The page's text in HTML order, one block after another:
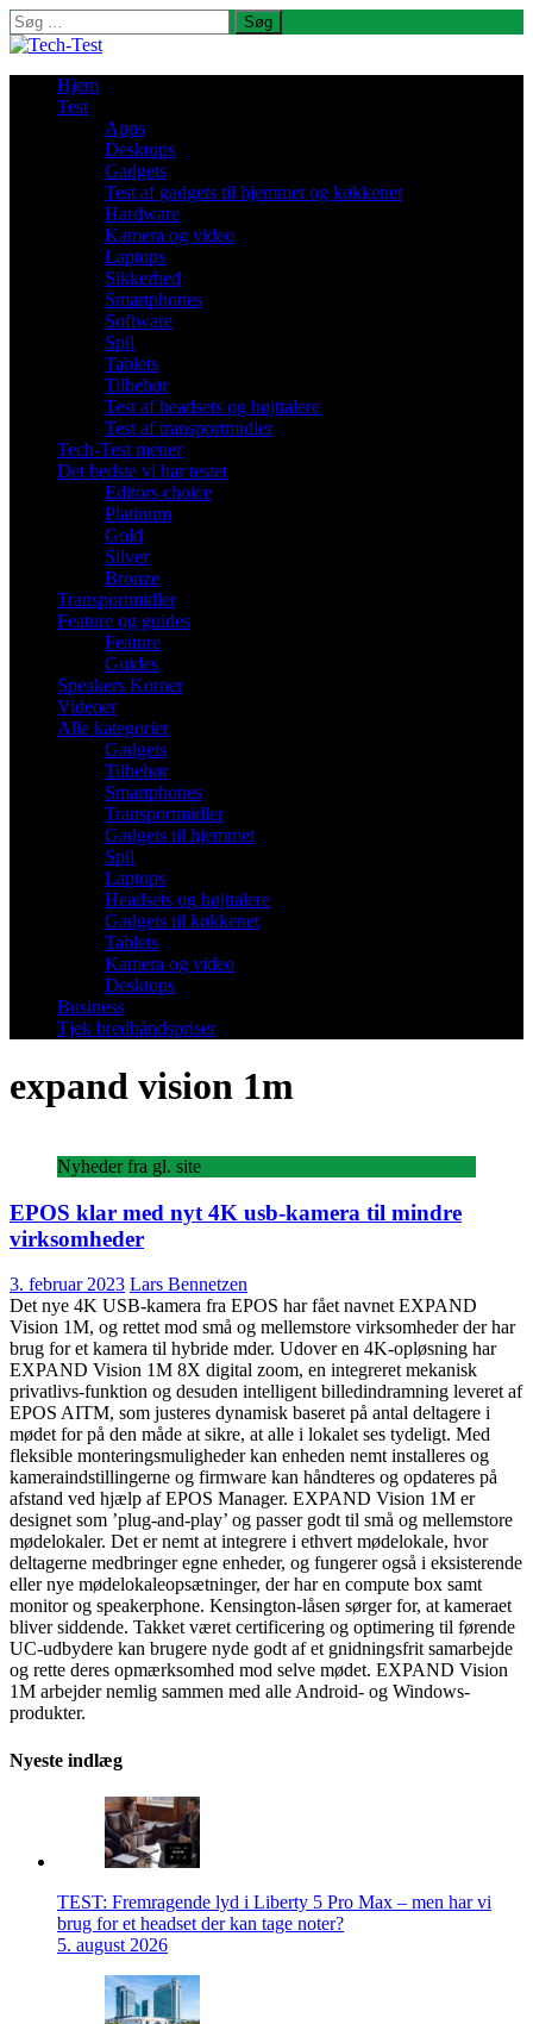
Søg
efter:
Hjem
Test
Apps
Desktops
Gadgets
Test af gadgets til hjemmet og køkkenet
Hardware
Kamera og video
Laptops
Sikkerhed
Smartphones
Software
Spil
Tablets
Tilbehør
Test af headsets og højttalere
Test af transportmidler
Tech-Test mener
Det bedste vi har testet
Editors choice
Platinum
Gold
Silver
Bronze
Transportmidler
Feature og guides
Feature
Guides
Speakers Korner
Videoer
Alle kategorier
Gadgets
Tilbehør
Smartphones
Transportmidler
Gadgets til hjemmet
Spil
Laptops
Headsets og højttalere
Gadgets til køkkenet
Tablets
Kamera og video
Desktops
Business
Tjek bredbåndspriser
expand vision 1m
Nyheder fra gl. site
EPOS klar med nyt 4K usb-kamera til mindre
virksomheder
3. februar 2023 Lars Bennetzen
Det nye 4K USB-kamera fra EPOS har fået navnet EXPAND
Vision 1M, og rettet mod små og mellemstore virksomheder der har
brug for et kamera til hybride mder. Udover en 4K-opløsning har
EXPAND Vision 1M 8X digital zoom, en integreret mekanisk
privatlivs-funktion og desuden intelligent billedindramning leveret af
EPOS AITM, som justeres dynamisk baseret på antal deltagere i
mødet for på den måde at sikre, at alle i lokalet ses tydeligt. Med
fleksible monteringsmuligheder kan enheden nemt installeres og
kameraindstillingerne og firmware kan håndteres og opdateres på
afstand ved hjælp af EPOS Manager. EXPAND Vision 1M er
designet som ’plug-and-play’ og passer godt til små og mellemstore
mødelokaler. Det er nemt at integrere i ethvert mødelokale, hvor
deltagerne medbringer egne enheder, og fungerer også i eksisterende
eller nye mødelokaleopsætninger, der har en compute box samt
monitor og speakerphone. Kensington-låsen sørger for, at kameraet
bliver siddende. Takket været certificering og optimering til førende
UC-udbydere kan brugere nyde godt af et gnidningsfrit samarbejde
og rette deres opmærksomhed mod selve mødet. EXPAND Vision
1M arbejder nemlig sammen med alle Android- og Windows-
produkter.
Nyeste indlæg
TEST: Fremragende lyd i Liberty 5 Pro Max – men har vi
brug for et headset der kan tage noter?
5. august 2026